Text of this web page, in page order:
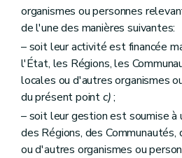
organismes ou personnes
de l'une des manières suivantes:
– soit leur activité est financée
l'État, les Régions, les
locales ou d'autres organismes
du présent pointc);
– soit leur gestion est soumise
des Régions, des
ou d'autres organismes ou